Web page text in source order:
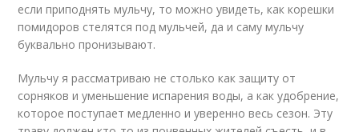
если приподнять мульчу, то можно увидеть, как корешки
помидоров стелятся под мульчей, да и саму мульчу
буквально пронизывают.
Мульчу я рассматриваю не столько как защиту от
сорняков и уменьшение испарения воды, а как удобрение,
которое поступает медленно и уверенно весь сезон. Эту